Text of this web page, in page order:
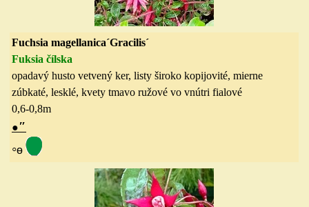
Fuchsia magellanica´Gracilis´
Fuksia čílska
opadavý husto vetvený ker, listy široko kopijovité, mierne
zúbkaté, lesklé, kvety tmavo ružové vo vnútri fialové
0,6-0,8m
●″
◦ө